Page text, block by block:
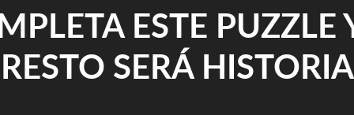
ESTE PUZZLE
RESTO SERÁ HISTORIA